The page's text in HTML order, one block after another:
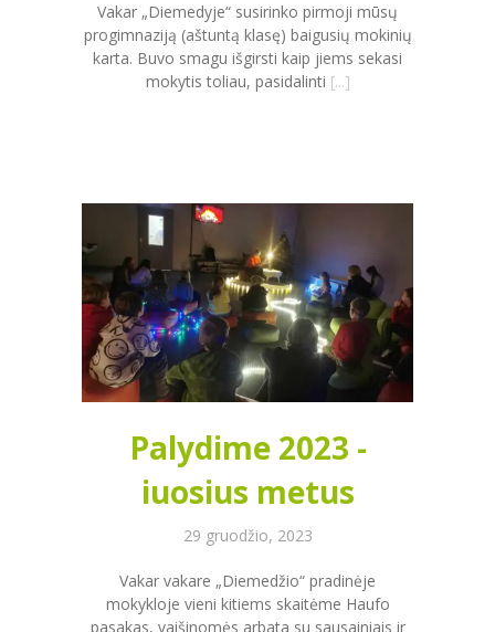
Vakar „Diemedyje“ susirinko pirmoji mūsų
progimnaziją (aštuntą klasę) baigusių mokinių
karta. Buvo smagu išgirsti kaip jiems sekasi
mokytis toliau, pasidalinti [...]
Palydime 2023 -
iuosius metus
29 gruodžio, 2023
Vakar vakare „Diemedžio“ pradinėje
mokykloje vieni kitiems skaitėme Haufo
pasakas, vaišinomės arbata su sausainiais ir